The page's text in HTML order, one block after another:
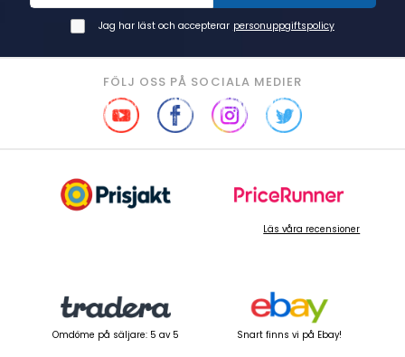
Jag har läst och accepterar personuppgiftspolicy
FÖLJ OSS PÅ SOCIALA MEDIER
Läs våra recensioner
Omdöme på säljare: 5 av 5 Snart finns vi på Ebay!